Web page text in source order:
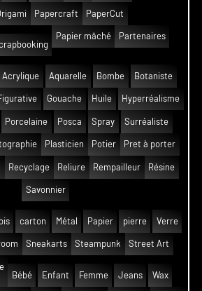
Papercraft PaperCut
Papier mâché Partenaires
Acrylique Aquarelle Bombe Botaniste
Gouache Huile Hyperréalisme
Porcelaine Posca Spray Surréaliste
Plasticien Potier Pret à porter
Recyclage Reliure Rempailleur Résine
Savonnier
carton Métal Papier pierre Verre
Sneakarts Steampunk Street Art
Bébé
Enfant Femme Jeans Wax